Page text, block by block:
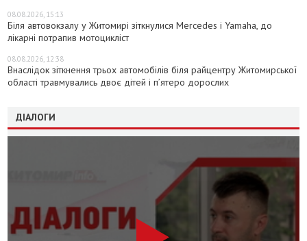
08.08.2026, 15:13
Біля автовокзалу у Житомирі зіткнулися Mercedes і Yamaha, до
лікарні потрапив мотоцикліст
08.08.2026, 12:38
Внаслідок зіткнення трьох автомобілів біля райцентру Житомирської
області травмувались двоє дітей і пʼятеро дорослих
ДІАЛОГИ